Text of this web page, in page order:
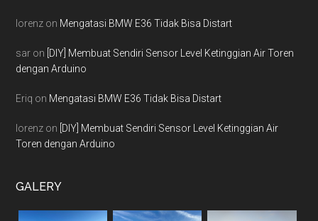
lorenz on Mengatasi BMW E36 Tidak Bisa Distart
sar on [DIY] Membuat Sendiri Sensor Level Ketinggian Air Toren
dengan Arduino
Eriq on Mengatasi BMW E36 Tidak Bisa Distart
lorenz on [DIY] Membuat Sendiri Sensor Level Ketinggian Air
Toren dengan Arduino
GALERY